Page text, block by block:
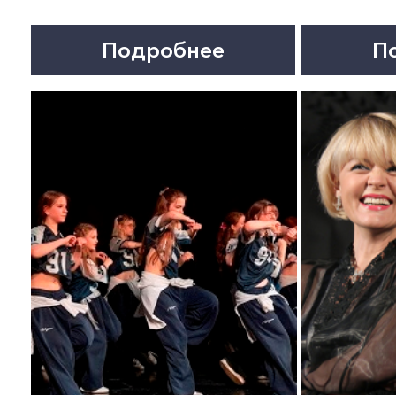
22 сентября 19:00
СВОБОДНАЯ ПАРА.
Спектакль
Подробнее
25 сентября 19:00
У КАЖДОГО СВОИ
НЕДОСТАТКИ.
Подробнее